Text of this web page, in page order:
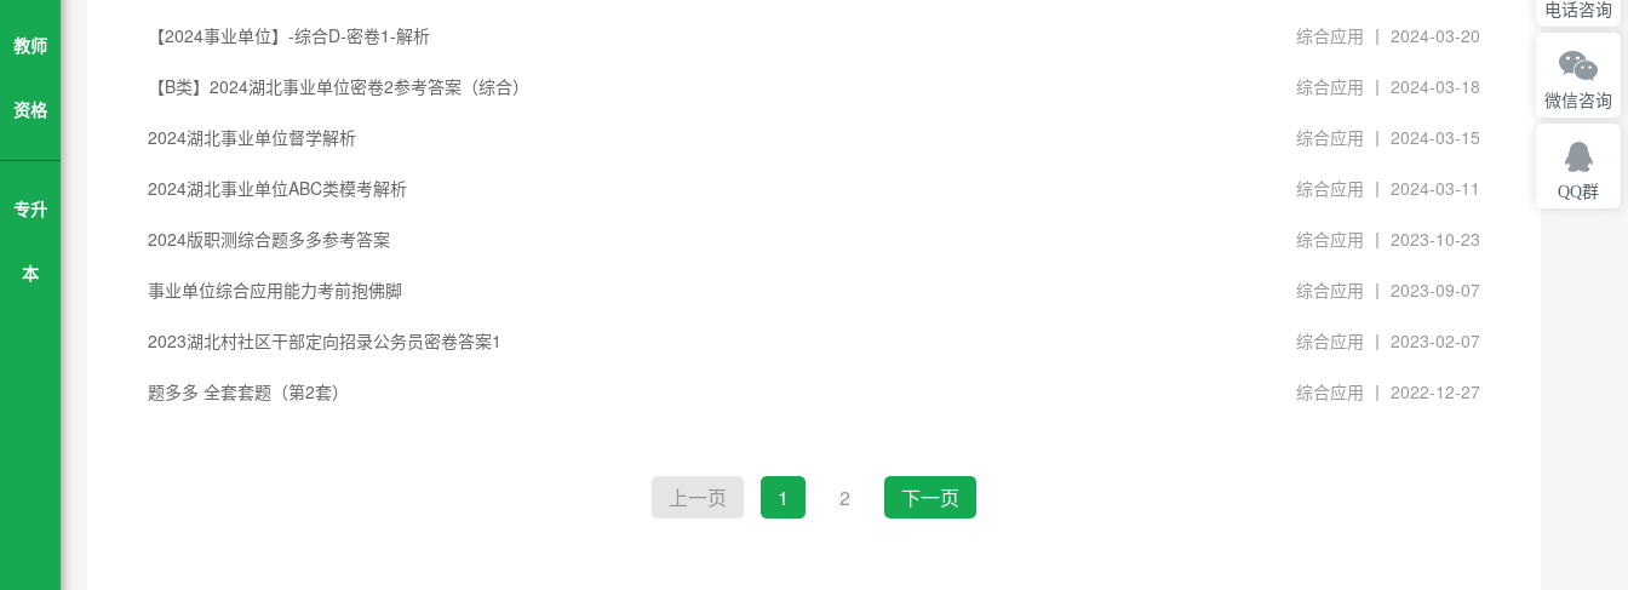
教师
资格
专升
本
【2024事业单位】-综合D-密卷1-解析 综合应用 丨 2024-03-20
【B类】2024湖北事业单位密卷2参考答案（综合） 综合应用 丨 2024-03-18
2024湖北事业单位督学解析 综合应用 丨 2024-03-15
2024湖北事业单位ABC类模考解析 综合应用 丨 2024-03-11
2024版职测综合题多多参考答案 综合应用 丨 2023-10-23
事业单位综合应用能力考前抱佛脚 综合应用 丨 2023-09-07
2023湖北村社区干部定向招录公务员密卷答案1 综合应用 丨 2023-02-07
题多多 全套套题（第2套） 综合应用 丨 2022-12-27
上一页 1 2 下一页
电话咨询
微信咨询
QQ群